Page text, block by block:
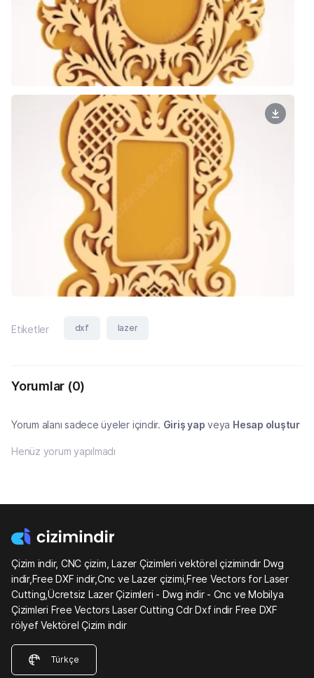
Etiketler dxf lazer
Yorumlar (0)
Yorum alanı sadece üyeler içindir. Giriş yap veya Hesap oluştur
Henüz yorum yapılmadı
Çizim indir, CNC çizim, Lazer Çizimleri vektörel çizimindir Dwg
indir,Free DXF indir,Cnc ve Lazer çizimi,Free Vectors for Laser
Cutting,Ücretsiz Lazer Çizimleri - Dwg indir - Cnc ve Mobilya
Çizimleri Free Vectors Laser Cutting Cdr Dxf indir Free DXF
rölyef Vektörel Çizim indir
Türkçe